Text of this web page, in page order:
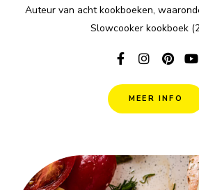
Auteur van acht kookboeken,
Slowcooker kookboek
MEER INFO